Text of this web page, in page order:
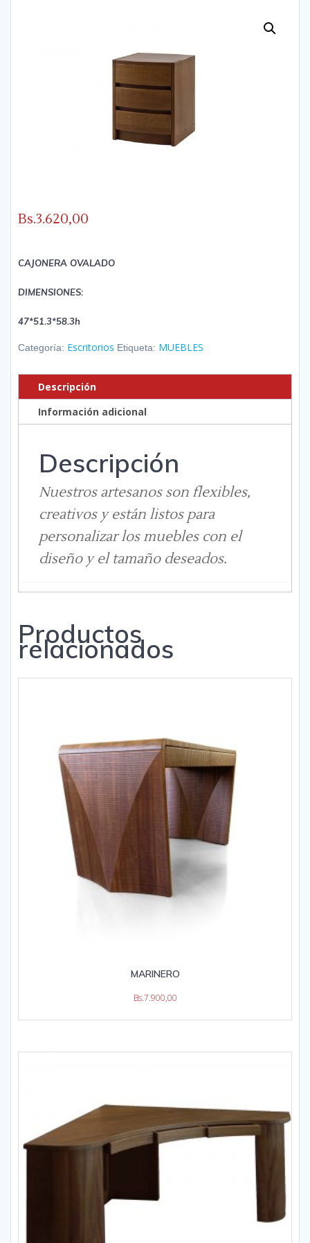
Bs.3.620,00
CAJONERA OVALADO
DIMENSIONES:
47*51.3*58.3h
Categoría: Escritorios Etiqueta: MUEBLES
Descripción
Información adicional
Descripción
Nuestros artesanos son flexibles,
creativos y están listos para
personalizar los muebles con el
diseño y el tamaño deseados.
Productos
relacionados
MARINERO
Bs.7.900,00